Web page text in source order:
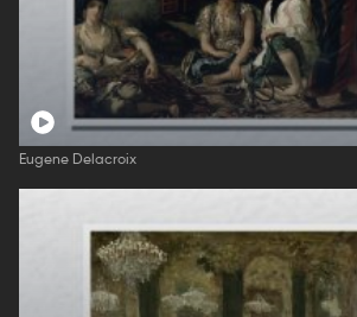
Eugene Delacroix